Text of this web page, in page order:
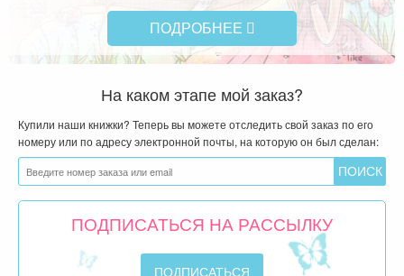
ПОДРОБНЕЕ
На каком этапе мой заказ?
Купили наши книжки? Теперь вы можете отследить свой заказ по его
номеру или по адресу электронной почты, на которую он был сделан:
ПОДПИСАТЬСЯ НА РАССЫЛКУ